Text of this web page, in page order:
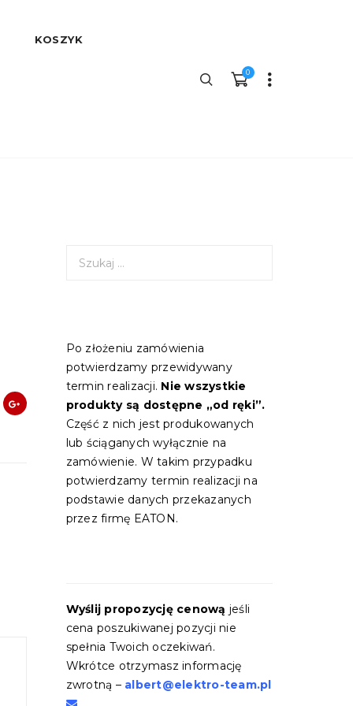
KOSZYK
0
j
:
Po złożeniu zamówienia
potwierdzamy przewidywany
termin realizacji. Nie wszystkie
produkty są dostępne „od ręki”.
Część z nich jest produkowanych
lub ściąganych wyłącznie na
zamówienie. W takim przypadku
potwierdzamy termin realizacji na
podstawie danych przekazanych
przez firmę EATON.
Wyślij propozycję cenową jeśli
cena poszukiwanej pozycji nie
spełnia Twoich oczekiwań.
Wkrótce otrzymasz informację
zwrotną – albert@elektro-team.pl